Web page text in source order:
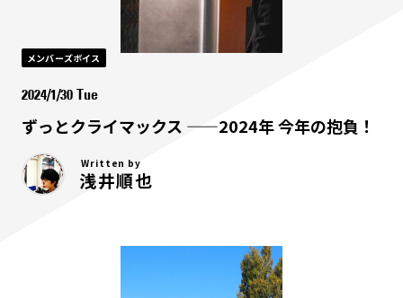
メンバーズボイス
2024/1/30 Tue
ずっとクライマックス ——2024年 今年の抱負！
Written by
浅井順也